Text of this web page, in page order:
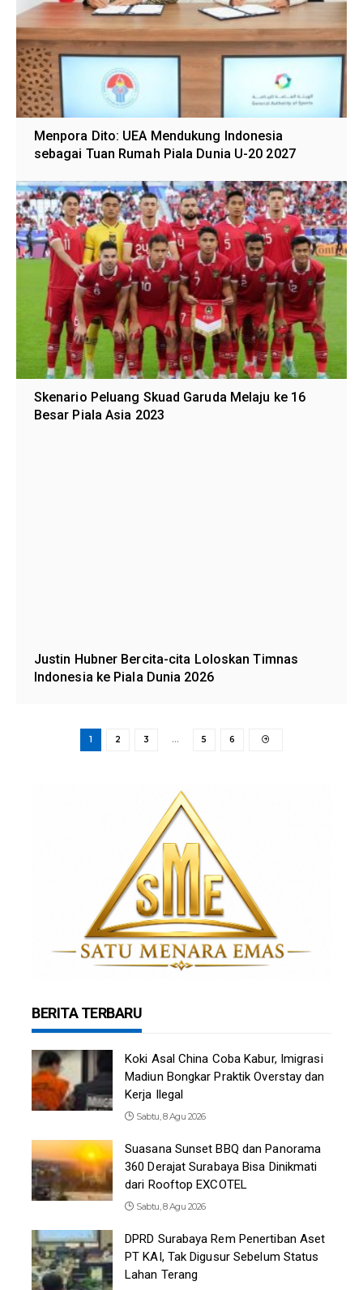
Menpora Dito: UEA Mendukung Indonesia
sebagai Tuan Rumah Piala Dunia U-20 2027
Skenario Peluang Skuad Garuda Melaju ke 16
Besar Piala Asia 2023
Justin Hubner Bercita-cita Loloskan Timnas
Indonesia ke Piala Dunia 2026
1 2 3 … 5 6
BERITA TERBARU
Koki Asal China Coba Kabur, Imigrasi
Madiun Bongkar Praktik Overstay dan
Kerja Ilegal
Sabtu, 8 Agu 2026
Suasana Sunset BBQ dan Panorama
360 Derajat Surabaya Bisa Dinikmati
dari Rooftop EXCOTEL
Sabtu, 8 Agu 2026
DPRD Surabaya Rem Penertiban Aset
PT KAI, Tak Digusur Sebelum Status
Lahan Terang